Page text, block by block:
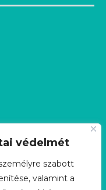
védelmét
szabott
valamint a